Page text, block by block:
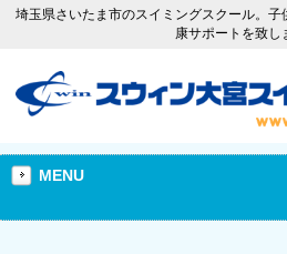
埼玉県さいたま市のスイミングスクール。
康サポートを致し
MENU